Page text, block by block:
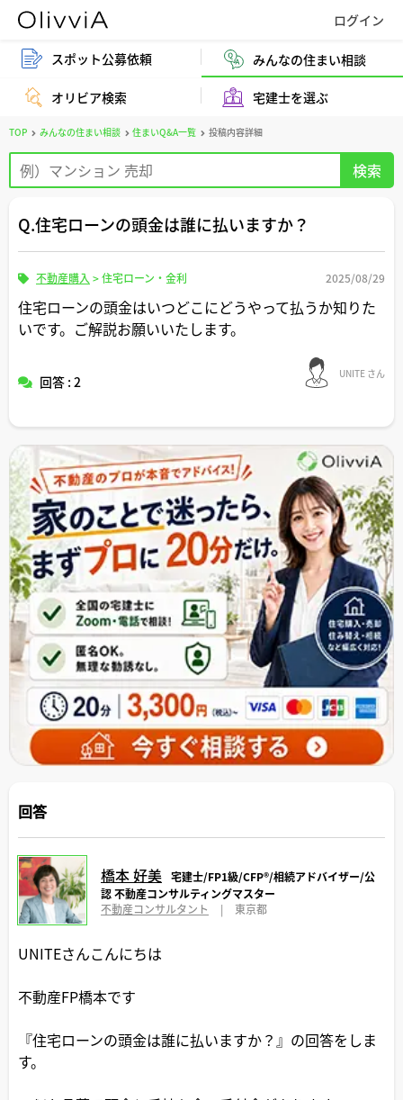
スポット公募依頼 みんなの住まい相談
オリビア検索 宅建士を選ぶ
TOP みんなの住まい相談 住まいQ&A一覧 投稿内容詳細
Q.住宅ローンの頭金は誰に払いますか？
不動産購入 >住宅ローン・金利 2025/08/29
住宅ローンの頭金はいつどこにどうやって払うか知りた
いです。ご解説お願いいたします。
回答 : 2 UNITE さん
回答
橋本 好美 宅建士/FP1級/CFP®️/相続アドバイザー/公
認 不動産コンサルティングマスター
不動産コンサルタント
| 東京都
UNITEさんこんにちは
不動産FP橋本です
『住宅ローンの頭金は誰に払いますか？』の回答をしま
す。